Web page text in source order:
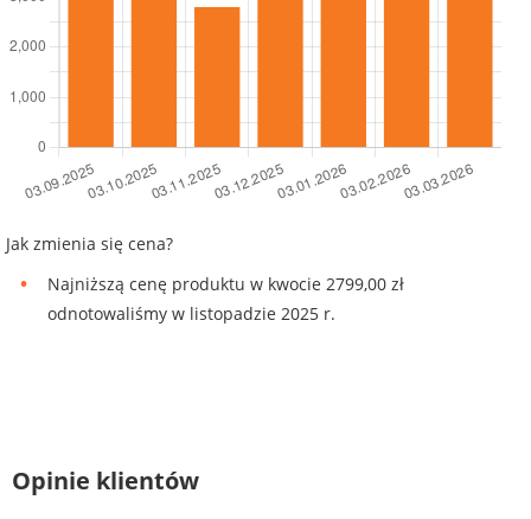
Jak zmienia się cena?
Najniższą cenę produktu w kwocie 2799,00 zł
odnotowaliśmy w listopadzie 2025 r.
Opinie klientów